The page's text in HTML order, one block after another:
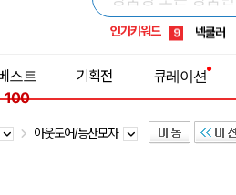
인기키워드
8 쿨토시
9 넥쿨러
1 선풍기
스트
100
기획전 큐레이션
아웃도어/등산모자